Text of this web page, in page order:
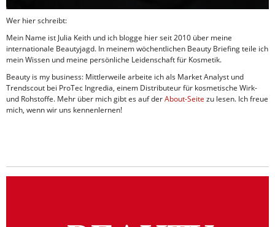
Wer hier schreibt:
Mein Name ist Julia Keith und ich blogge hier seit 2010 über meine
internationale Beautyjagd. In meinem wöchentlichen Beauty Briefing teile ich
mein Wissen und meine persönliche Leidenschaft für Kosmetik.
Beauty is my business: Mittlerweile arbeite ich als Market Analyst und
Trendscout bei ProTec Ingredia, einem Distributeur für kosmetische Wirk-
und Rohstoffe. Mehr über mich gibt es auf derAbout-Seite zu lesen. Ich freue
mich, wenn wir uns kennenlernen!